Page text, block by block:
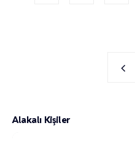
Alakalı Kişiler